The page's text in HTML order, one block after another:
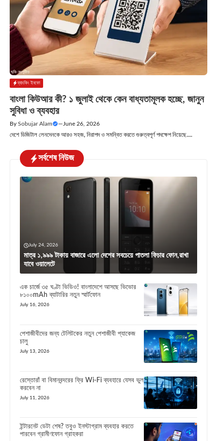
ব্যাংকিং ইনফো
বাংলা কিউআর কী? ১ জুলাই থেকে কেন বাধ্যতামূলক হচ্ছে, জানুন
সুবিধা ও ব্যবহার
By Sobujar Alam — June 26, 2026
দেশে ডিজিটাল লেনদেনকে আরও সহজ, নিরাপদ ও সমন্বিত করতে গুরুত্বপূর্ণ পদক্ষেপ নিয়েছে....
সর্বশেষ নিউজ
July 24, 2026
মাত্র ১,৯৯৯ টাকায় বাজারে এলো দেশের সবচেয়ে পাতলা ফিচার ফোন,রাখা
যাবে ওয়ালেটে
এক চার্জে ৩৫ ঘণ্টা ভিডিও! বাংলাদেশে আসছে ভিভোর
৮১০০mAh ব্যাটারির নতুন স্মার্টফোন
July 16, 2026
পেশাজীবীদের জন্য টেলিটকের নতুন পেশাজীবী প্যাকেজ
চালু
July 13, 2026
রেস্তোরাঁ বা বিমানবন্দরের ফ্রি Wi-Fi ব্যবহারে যেসব ভুল
করবেন না
July 11, 2026
ইন্টারনেট ডেটা শেষ? তবুও ইনস্টাগ্রাম ব্যবহার করতে
পারবেন গ্রামীণফোন গ্রাহকরা